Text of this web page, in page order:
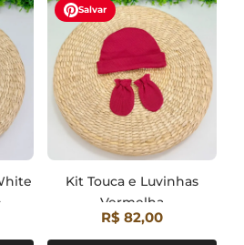
Salvar
Kit Touca e Luvinhas
Vermelha
R$ 82,00